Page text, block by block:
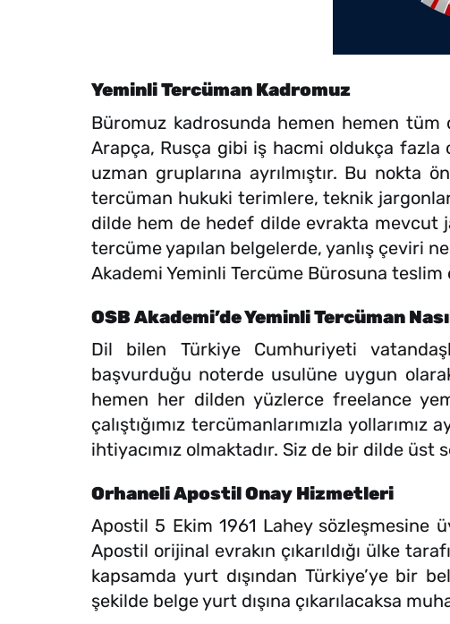
Yeminli Tercüman Kadromuz
Büromuz kadrosunda hemen hemen tüm
Arapça, Rusça gibi iş hacmi oldukça fazla
uzman gruplarına ayrılmıştır. Bu
tercüman hukuki terimlere, teknik
dilde hem de hedef dilde evrakta mevcut
tercüme yapılan belgelerde, yanlış çeviri
Akademi Yeminli Tercüme Bürosuna teslim
OSB Akademi’de Yeminli Tercüman
Dil bilen Türkiye Cumhuriyeti
başvurduğu noterde usulüne uygun
hemen her dilden yüzlerce freelance
çalıştığımız tercümanlarımızla
ihtiyacımız olmaktadır. Siz de bir dilde
Orhaneli Apostil Onay Hizmetleri
Apostil 5 Ekim 1961 Lahey sözleşmesine
Apostil orijinal evrakın çıkarıldığı ülke
kapsamda yurt dışından Türkiye’ye bir
şekilde belge yurt dışına çıkarılacaksa